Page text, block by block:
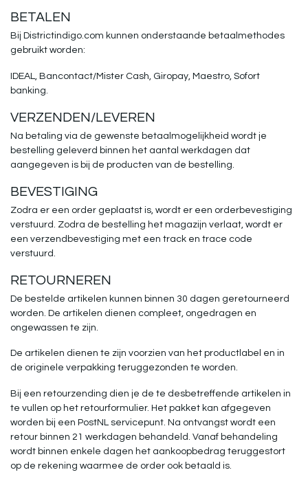
BETALEN
Bij Districtindigo.com kunnen onderstaande betaalmethodes
gebruikt worden:
IDEAL, Bancontact/Mister Cash, Giropay, Maestro, Sofort
banking.
VERZENDEN/LEVEREN
​Na betaling via de gewenste betaalmogelijkheid wordt je
bestelling geleverd binnen het aantal werkdagen dat
aangegeven is bij de producten van de bestelling.
BEVESTIGING
Zodra er een order geplaatst is, wordt er een orderbevestiging
verstuurd. Zodra de bestelling het magazijn verlaat, wordt er
een verzendbevestiging met een track en trace code
verstuurd.
RETOURNEREN
De bestelde artikelen kunnen binnen 30 dagen geretourneerd
worden. De artikelen dienen compleet, ongedragen en
ongewassen te zijn.
De artikelen dienen te zijn voorzien van het productlabel en in
de originele verpakking teruggezonden te worden.
Bij een retourzending dien je de te desbetreffende artikelen in
te vullen op het retourformulier. Het pakket kan afgegeven
worden bij een PostNL servicepunt. Na ontvangst wordt een
retour binnen 21 werkdagen behandeld. Vanaf behandeling
wordt binnen enkele dagen het aankoopbedrag teruggestort
op de rekening waarmee de order ook betaald is.